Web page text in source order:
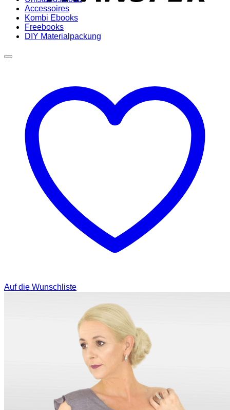
Accessoires
Kombi Ebooks
Freebooks
DIY Materialpackung
Auf die Wunschliste